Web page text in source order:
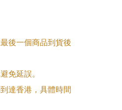
後一個商品到貨後
免延誤。
達香港，具體時間